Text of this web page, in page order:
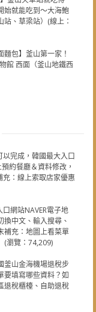
始就能吃到～大海鮑
、草梁站）(線上：
麵包】釜山第一家！
館 西面（釜山地鐵西
以完成，韓國最大入口
約餐廳＆資料修改，
：線上索取店家優惠
口網站NAVER電子地
換中文、輸入搜尋、
補充：地圖上看菜單
(瀏覽：74,209)
釜山金海機場退稅步
要填寫哪些資料？如
退稅櫃檯、自助退稅